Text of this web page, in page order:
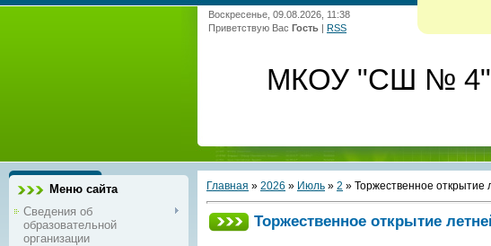
Воскресенье, 09.08.2026, 11:38
Приветствую Вас Гость | RSS
МКОУ "СШ № 4"
Меню сайта
Сведения об
образовательной
организации
Главная » 2026 » Июль » 2 » Торжественное открытие
Торжественное открытие